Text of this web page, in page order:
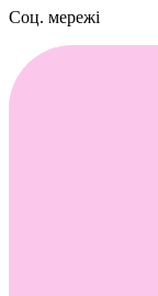
Соц. мережі